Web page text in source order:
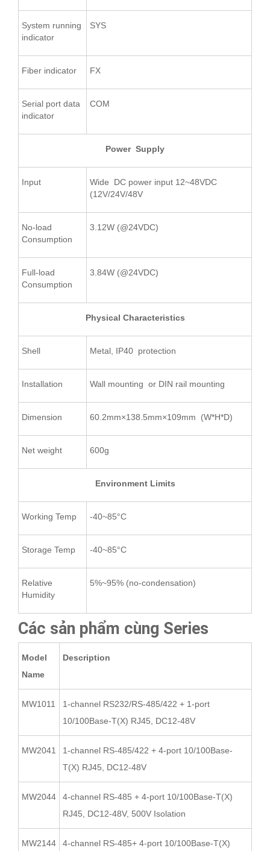
System running
indicator
SYS
Fiber indicator FX
Serial port data
indicator
COM
Power Supply
Input
Wide DC power input 12~48VDC
(12V/24V/48V
No-load
Consumption
3.12W (@24VDC)
Full-load
Consumption
3.84W (@24VDC)
Physical Characteristics
Shell Metal, IP40 protection
Installation Wall mounting or DIN rail mounting
Dimension 60.2mm×138.5mm×109mm (W*H*D)
Net weight 600g
Environment Limits
Working Temp -40~85°C
Storage Temp -40~85°C
Relative
Humidity
5%~95% (no-condensation)
Các sản phẩm cùng Series
Model
Name
Description
MW1011
1-channel RS232/RS-485/422 + 1-port
10/100Base-T(X) RJ45, DC12-48V
MW2041
1-channel RS-485/422 + 4-port 10/100Base-
T(X) RJ45, DC12-48V
MW2044
4-channel RS-485 + 4-port 10/100Base-T(X)
RJ45, DC12-48V, 500V Isolation
MW2144
4-channel RS-485+ 4-port 10/100Base-T(X)